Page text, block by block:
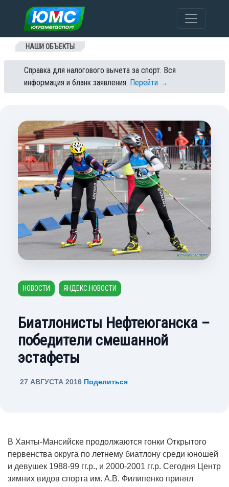
Перейти к содержанию
НАШИ ОБЪЕКТЫ
Справка для налогового вычета за спорт. Вся
информация и бланк заявления. Перейти →
НОВОСТИ ЯНДЕКС.НОВОСТИ
Биатлонисты Нефтеюганска –
победители смешанной
эстафеты
27 АВГУСТА 2016 Поделиться
В Ханты-Мансийске продолжаются гонки Открытого
первенства округа по летнему биатлону среди юношей
и девушек 1988-99 гг.р., и 2000-2001 гг.р. Сегодня Центр
зимних видов спорта им. А.В. Филипенко принял